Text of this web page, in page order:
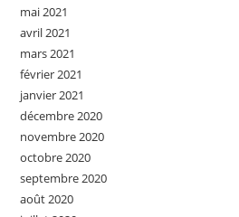
mai 2021
avril 2021
mars 2021
février 2021
janvier 2021
décembre 2020
novembre 2020
octobre 2020
septembre 2020
août 2020